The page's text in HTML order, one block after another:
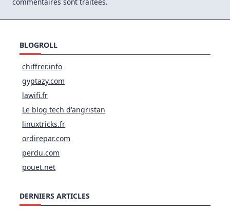
commentaires sont traitées.
BLOGROLL
chiffrer.info
gyptazy.com
lawifi.fr
Le blog tech d'angristan
linuxtricks.fr
ordirepar.com
perdu.com
pouet.net
DERNIERS ARTICLES